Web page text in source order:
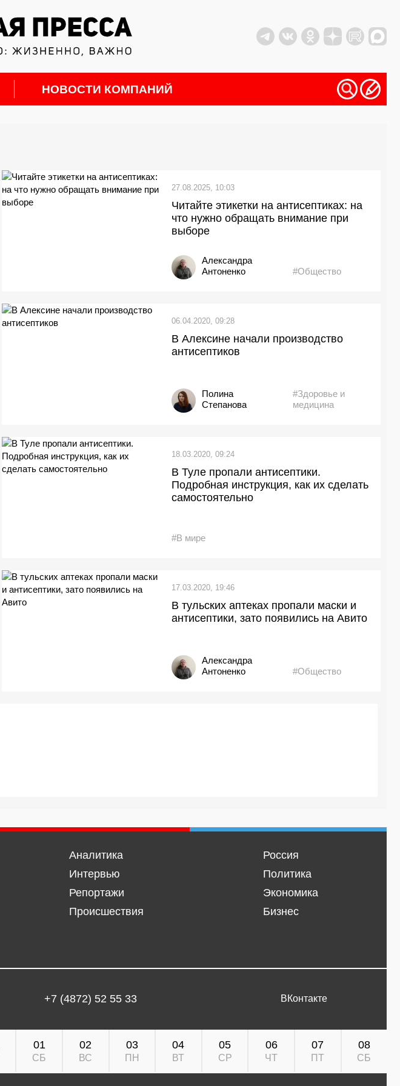
НОВОСТИ КОМПАНИЙ
27.08.2025, 10:03
Читайте этикетки на антисептиках: на
что нужно обращать внимание при
выборе
Александра
Антоненко
#Общество
06.04.2020, 09:28
В Алексине начали производство
антисептиков
Полина
Степанова
#Здоровье и
медицина
18.03.2020, 09:24
В Туле пропали антисептики.
Подробная инструкция, как их сделать
самостоятельно
#В мире
17.03.2020, 19:46
В тульских аптеках пропали маски и
антисептики, зато появились на Авито
Александра
Антоненко
#Общество
Аналитика
Интервью
Репортажи
Происшествия
Россия
Политика
Экономика
Бизнес
+7 (4872) 52 55 33 ВКонтакте
01
СБ
02
ВС
03
ПН
04
ВТ
05
СР
06
ЧТ
07
ПТ
08
СБ